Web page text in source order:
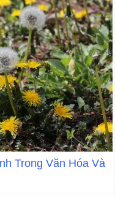
Trong Văn Hóa Và